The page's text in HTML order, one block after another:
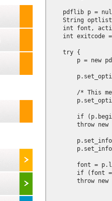
pdflib p =
String
int font,
int exitcode
    try {
p = new
/* This
if
throw new
font =
if (font
throw new